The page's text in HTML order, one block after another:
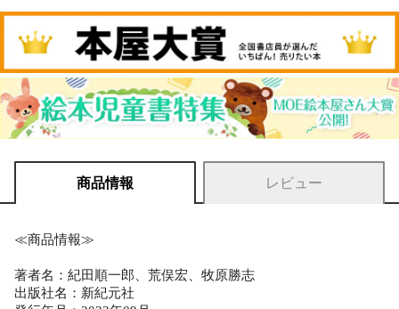
商品情報 レビュー
≪商品情報≫
著者名：紀田順一郎、荒俣宏、牧原勝志
出版社名：新紀元社